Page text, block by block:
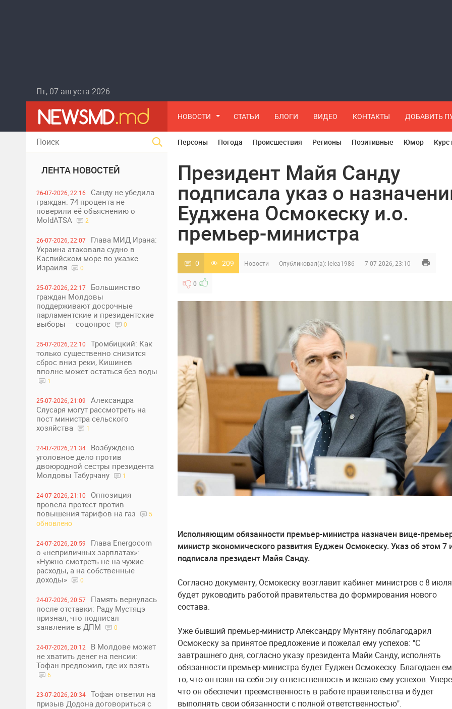
Пт, 07 августа 2026
НОВОСТИ СТАТЬИ БЛОГИ ВИДЕО КОНТАКТЫ ДОБАВИТЬ
ЛЕНТА НОВОСТЕЙ
26-07-2026, 22:16
Санду не убедила
граждан: 74 процента не
поверили её объяснению о
MoldATSA
2
26-07-2026, 22:07
Глава МИД Ирана:
Украина атаковала судно в
Каспийском море по указке
Израиля
0
25-07-2026, 22:17
Большинство
граждан Молдовы
поддерживают досрочные
парламентские и президентские
выборы — соцопрос
0
25-07-2026, 22:10
Тромбицкий: Как
только существенно снизится
сброс вниз реки, Кишинев
вполне может остаться без воды
1
25-07-2026, 21:09
Александра
Слусаря могут рассмотреть на
пост министра сельского
хозяйства
1
24-07-2026, 21:34
Возбуждено
уголовное дело против
двоюродной сестры президента
Молдовы Табурчану
1
24-07-2026, 21:10
Оппозиция
провела протест против
повышения тарифов на газ
5
обновлено
24-07-2026, 20:59
Глава Energocom
о «неприличных зарплатах»:
«Нужно смотреть не на чужие
расходы, а на собственные
доходы»
0
24-07-2026, 20:57
Память вернулась
после отставки: Раду Мустяцэ
признал, что подписал
заявление в ДПМ
0
24-07-2026, 20:12
В Молдове может
не хватить денег на пенсии:
Тофан предложил, где их взять
6
23-07-2026, 20:34
Тофан ответил на
призыв Додона договориться с
Персоны Погода Происшествия Регионы Позитивные Юмор
Президент Майя Санду
подписала указ о
Еуджена Осмокеску и.о.
премьер-министра
0 209 Новости Опубликовал(а): lelea1986 7-07-2026, 23:10
0
Исполняющим обязанности премьер-министра назначен вице-
министр экономического развития Еуджен Осмокеску. Указ об этом 7
подписала президент Майя Санду.
Согласно документу, Осмокеску возглавит кабинет министров с 8
будет руководить работой правительства до формирования нового
состава.
Уже бывший премьер-министр Александру Мунтяну поблагодарил
Осмокеску за принятое предложение и пожелал ему успехов: "С
завтрашнего дня, согласно указу президента Майи Санду, исполнять
обязанности премьер-министра будет Еуджен Осмокеску. Благодаен
то, что он взял на себя эту ответственность и желаю ему успехов.
что он обеспечит преемственность в работе правительства и будет
выполнять свои обязанности с полной ответственностью".